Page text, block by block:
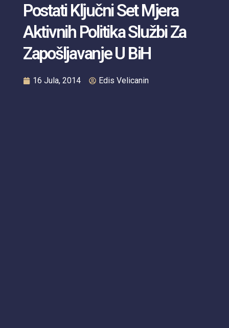
Postati Ključni Set Mjera
Aktivnih Politika Službi Za
Zapošljavanje U BiH
16 Jula, 2014 Edis Velicanin